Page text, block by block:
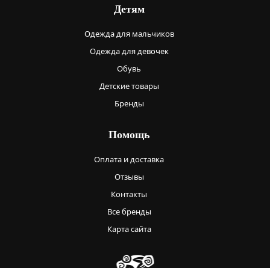
Детям
Одежда для мальчиков
Одежда для девочек
Обувь
Детские товары
Бренды
Помощь
Оплата и доставка
Отзывы
Контакты
Все бренды
Карта сайта